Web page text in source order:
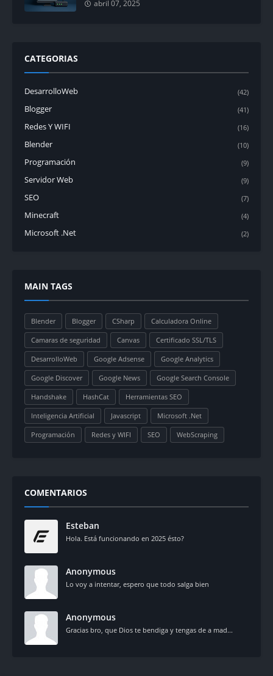
abril 07, 2025
CATEGORIAS
DesarrolloWeb (42)
Blogger (41)
Redes Y WIFI (16)
Blender (10)
Programación (9)
Servidor Web (9)
SEO (7)
Minecraft (4)
Microsoft .Net (2)
MAIN TAGS
Blender Blogger CSharp Calculadora Online
Camaras de seguridad Canvas Certificado SSL/TLS
DesarrolloWeb Google Adsense Google Analytics
Google Discover Google News Google Search Console
Handshake HashCat Herramientas SEO
Inteligencia Artificial Javascript Microsoft .Net
Programación Redes y WIFI SEO WebScraping
COMENTARIOS
Esteban
Hola. Está funcionando en 2025 ésto?
Anonymous
Lo voy a intentar, espero que todo salga bien
Anonymous
Gracias bro, que Dios te bendiga y tengas de a mad...